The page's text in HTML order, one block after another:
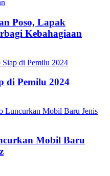
Poso, Lapak
Kebahagiaan
di Pemilu 2024
Mobil Baru